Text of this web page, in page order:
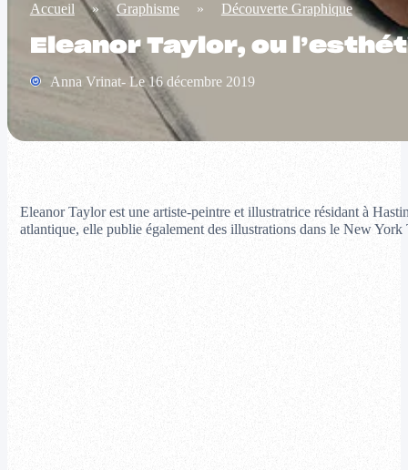
Accueil » Graphisme » Découverte Graphique
Eleanor Taylor, ou
Anna Vrinat- Le 16 décembre 2019
Eleanor Taylor est une artiste-peintre et illustratrice résidant à
atlantique, elle publie également des illustrations dans le New